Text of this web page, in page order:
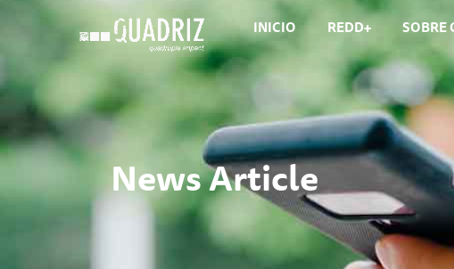
INICIO REDD+ SOBRE
News Article